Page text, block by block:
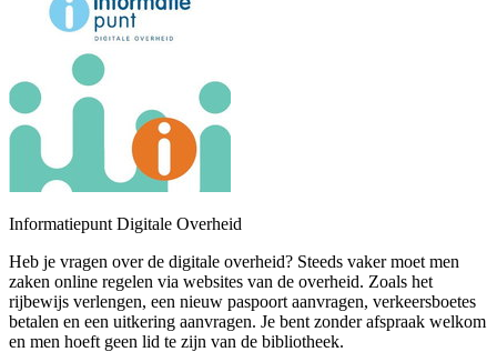
Informatiepunt Digitale Overheid
Heb je vragen over de digitale overheid? Steeds vaker moet men
zaken online regelen via websites van de overheid. Zoals het
rijbewijs verlengen, een nieuw paspoort aanvragen, verkeersboetes
betalen en een uitkering aanvragen. Je bent zonder afspraak welkom
en men hoeft geen lid te zijn van de bibliotheek.